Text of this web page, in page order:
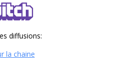
diffusions:
la chaine